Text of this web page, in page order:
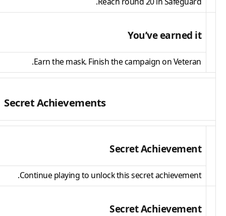
You’ve earned it
Earn the mask. Finish the campaign on Veteran.
Secret Achievements
Secret Achievement
Continue playing to unlock this secret achievement.
Secret Achievement